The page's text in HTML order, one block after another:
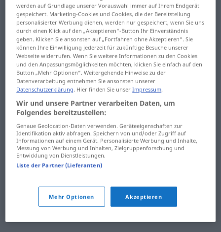
Hauptstadt
Hauptstraße
Hauptverkehrszeit
Haus
Hausangestellte
Hausarbeit
Hausarrest
Hausarzt
Hausbesitzer
hausgemacht
Haushalt
Haushaltsgegenstand
Haushaltswaren
Hausherr
Hausmeister
Hausschlüssel
werden auf Grundlage unserer Vorauswahl immer auf Ihrem Endgerät
gespeichert. Marketing-Cookies und Cookies, die der Bereitstellung
personalisierter Werbung dienen, werden nur gespeichert, wenn Sie uns
durch einen Klick auf den „Akzeptieren“-Button Ihr Einverständnis
geben. Klicken Sie ansonsten auf „Fortfahren ohne Akzeptieren“. Sie
können Ihre Einwilligung jederzeit für zukünftige Besuche unserer
Webseite widerrufen. Wenn Sie weitere Informationen zu den Cookies
und den Anpassungsmöglichkeiten möchten, klicken Sie einfach auf den
Button „Mehr Optionen“. Weitergehende Hinweise zu der
Datenverarbeitung entnehmen Sie ansonsten unserer
Datenschutzerklärung. Hier finden Sie unserImpressum.
Wir und unsere Partner verarbeiten Daten, um
Folgendes bereitzustellen:
Genaue Geolocation-Daten verwenden. Geräteeigenschaften zur
Identifikation aktiv abfragen. Speichern von und/oder Zugriff auf
Informationen auf einem Gerät. Personalisierte Werbung und Inhalte,
Messung von Werbung und Inhalten, Zielgruppenforschung und
Entwicklung von Dienstleistungen.
Liste der Partner (Lieferanten)
Mehr Optionen Akzeptieren